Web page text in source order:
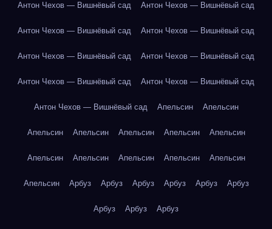
Антон Чехов — Вишнёвый сад Антон Чехов — Вишнёвый сад
Антон Чехов — Вишнёвый сад Антон Чехов — Вишнёвый сад
Антон Чехов — Вишнёвый сад Антон Чехов — Вишнёвый сад
Антон Чехов — Вишнёвый сад Антон Чехов — Вишнёвый сад
Антон Чехов — Вишнёвый сад Апельсин Апельсин
Апельсин Апельсин Апельсин Апельсин Апельсин
Апельсин Апельсин Апельсин Апельсин Апельсин
Апельсин Арбуз Арбуз Арбуз Арбуз Арбуз Арбуз
Арбуз Арбуз Арбуз